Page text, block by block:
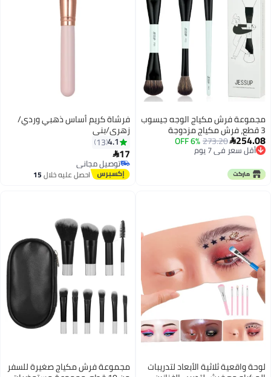
مجموعة فرش مكياج الوجه جيسوب
3 قطع، فرش مكياج مزدوجة
الأطراف للكونتور والبلاش والهايلايت
والكونسيلر، فرش نباتية فاخرة، لون
254.08
273.20
6% OFF
أقل سعر في 7 يوم
أقل سعر في 7 يوم
فرشاة كريم أساس ذهبي وردي/
زهري/بني
4.1
13
17
توصيل مجاني
توصيل مجانياحصل عليه خلال15
لوحة واقعية ثلاثية الأبعاد لتدريبات مجموعة فرش مكياج صغيرة للسفر